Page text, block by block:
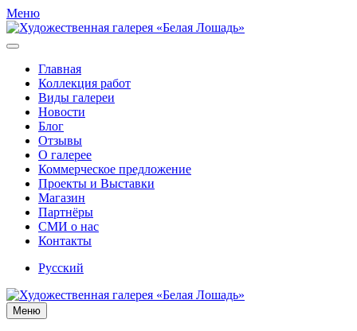
Меню
Главная
Коллекция работ
Виды галереи
Новости
Блог
Отзывы
О галерее
Коммерческое предложение
Проекты и Выставки
Магазин
Партнёры
СМИ о нас
Контакты
Русский
Меню